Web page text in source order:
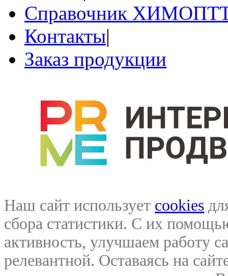
Справочник
Контакты|
Заказ продукции
Наш сайт использует cookies
сбора статистики. С их
активность, улучшаем работу
релевантной. Оставаясь на